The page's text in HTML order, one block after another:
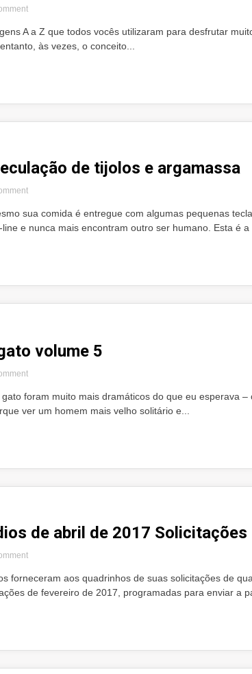
on
capas
de
Z!
A a Z que todos vocês utilizaram para desfrutar
às vezes, o conceito...
de tijolos e argamassa
on
a
especulação
sua comida é entregue com algumas pequenas
e nunca mais encontram outro ser humano. Esta é a
volume 5
on
homem
e
foram muito mais dramáticos do que eu esperava –
ver um homem mais velho solitário e...
de abril de 2017 Solicitações
on
Estúdios
de
forneceram aos quadrinhos de suas solicitações de
de fevereiro de 2017, programadas para enviar a